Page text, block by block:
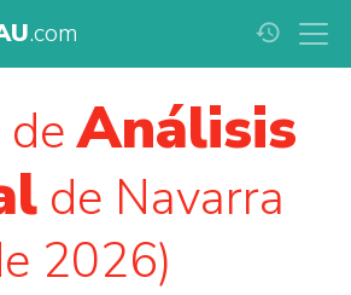
.com history
deAnálisis
de Navarra
2026)